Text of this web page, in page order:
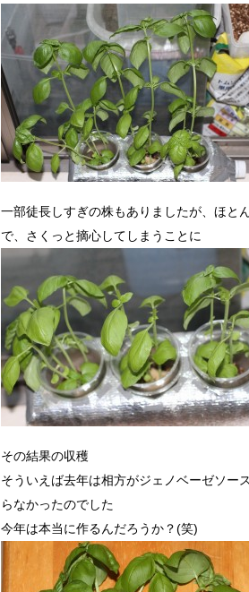
一部徒長しすぎの株もありましたが、ほと
で、さくっと摘心してしまうことに
その結果の収穫
そういえば去年は相方がジェノベーゼソー
らなかったのでした
今年は本当に作るんだろうか？(笑)